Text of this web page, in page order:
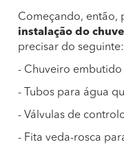
Começando, então,
instalação do
precisar do seguinte:
- Chuveiro embutido
- Tubos para água
- Válvulas de
- Fita veda-rosca